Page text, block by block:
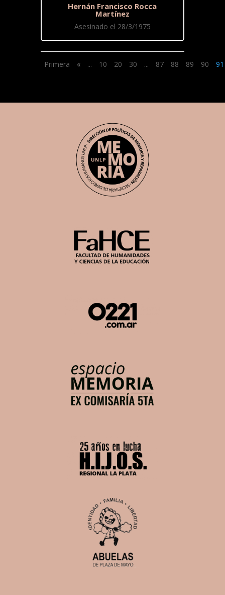
Hernán Francisco Rocca
Martínez
Asesinado el 28/3/1975
Primera « ... 10 20 30 ... 87 88 89 90 91